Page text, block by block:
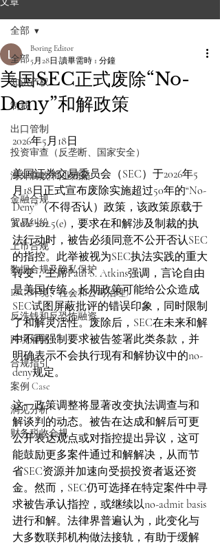
全部
知识产权
制裁
出口管制
投资审查（反垄断、国家安全）
海外腐败/商业贿赂
金融合规
贸易纠纷
上市合规
数据合规及隐私保护
ESG(环境、社会和公司治理)
反洗钱和反恐怖融资
跨境雇佣
合规指引
案例 Case
洞见分析
财务税收合规
全部
美国SEC正式废除“No-
Deny”和解政策
Boring Editor
5月28日 讀畢需時 1 分鐘
2026年5月18日
美国证券交易委员会（SEC）于2026年5
月18日正式宣布废除实施超过50年的“No-
Deny”（不得否认）政策，该政策原载于
Rule 202.5(e)，要求在和解涉及制裁的执
法行动时，被告必须同意不公开否认SEC
的指控。此举被视为SEC执法实践的重大
转变，主席Paul S. Atkins强调，言论自由
是美国传统，长期政策可能给公众造成
SEC试图屏蔽批评的错误印象，同时限制
了和解灵活性。废除后，SEC在未来和解
中不再强制要求被告签署此类条款，并
明确表示不会执行现有和解协议中的no-
deny规定。
这一政策调整将显著改变执法调查与和
解谈判的动态。被告在达成和解后可更
公开表达观点或对指控提出异议，这可
能鼓励更多案件通过和解解决，从而节
省SEC资源并加速向受损投资者返还资
金。然而，SEC仍可选择在特定案件中寻
求被告承认指控，或继续以no-admit basis
进行和解。法律界普遍认为，此变化与
大多数联邦机构做法接轨，有助于缓解